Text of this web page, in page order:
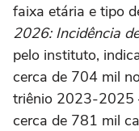
faixa etária e tipo
2026: Incidência
pelo instituto,
cerca de 704 mil
triênio 2023-2025
cerca de 781 mil